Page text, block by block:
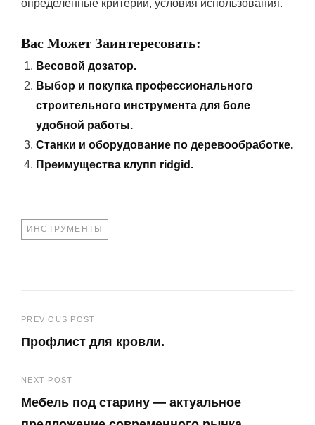
определенные критерии, условия использования.
Вас Может Заинтересовать:
Весовой дозатор.
Выбор и покупка профессионального
строительного инструмента для боле
удобной работы.
Станки и оборудование по деревообработке.
Преимущества клупп ridgid.
TAGS
ИНСТРУМЕНТЫ
Навигация
по
записям
PREVIOUS POST
Профлист для кровли.
Post
NEXT POST
Мебель под старину — актуальное